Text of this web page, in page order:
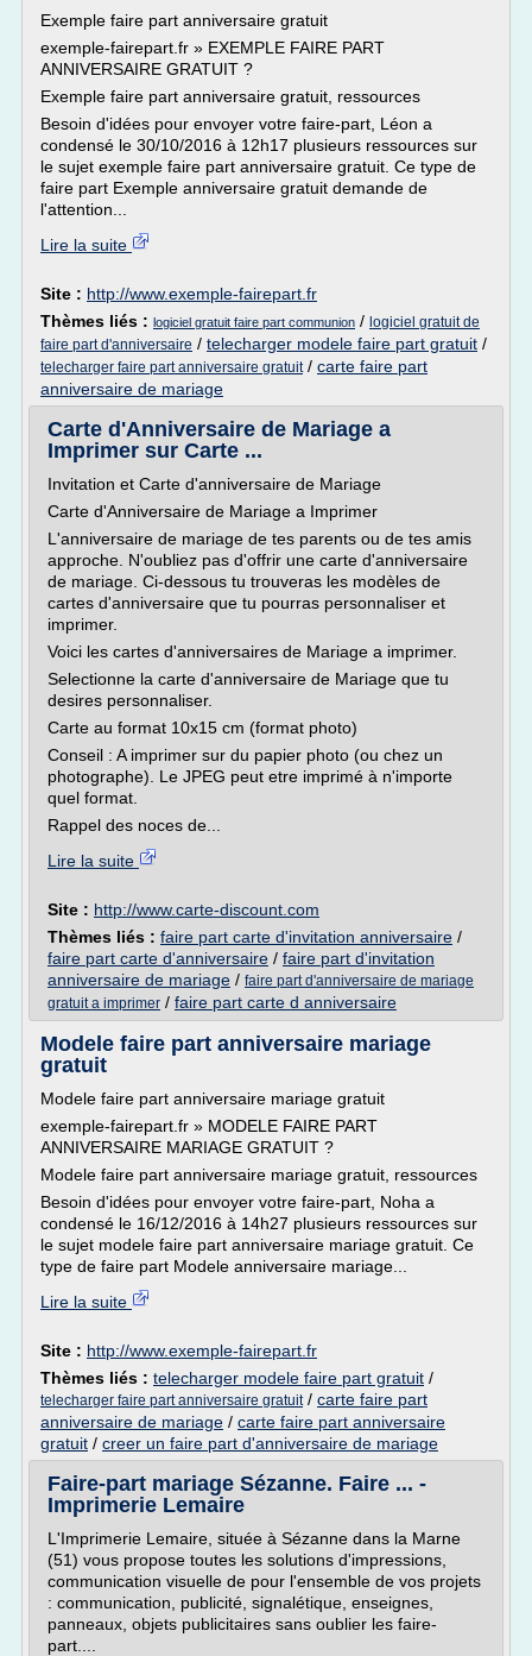
Exemple faire part anniversaire gratuit
exemple-fairepart.fr » EXEMPLE FAIRE PART
ANNIVERSAIRE GRATUIT ?
Exemple faire part anniversaire gratuit, ressources
Besoin d'idées pour envoyer votre faire-part, Léon a
condensé le 30/10/2016 à 12h17 plusieurs ressources sur
le sujet exemple faire part anniversaire gratuit. Ce type de
faire part Exemple anniversaire gratuit demande de
l'attention...
Lire la suite
Site : http://www.exemple-fairepart.fr
Thèmes liés : logiciel gratuit faire part communion / logiciel gratuit de
faire part d'anniversaire / telecharger modele faire part gratuit /
telecharger faire part anniversaire gratuit/ carte faire part
anniversaire de mariage
Carte d'Anniversaire de Mariage a
Imprimer sur Carte ...
Invitation et Carte d'anniversaire de Mariage
Carte d'Anniversaire de Mariage a Imprimer
L'anniversaire de mariage de tes parents ou de tes amis
approche. N'oubliez pas d'offrir une carte d'anniversaire
de mariage. Ci-dessous tu trouveras les modèles de
cartes d'anniversaire que tu pourras personnaliser et
imprimer.
Voici les cartes d'anniversaires de Mariage a imprimer.
Selectionne la carte d'anniversaire de Mariage que tu
desires personnaliser.
Carte au format 10x15 cm (format photo)
Conseil : A imprimer sur du papier photo (ou chez un
photographe). Le JPEG peut etre imprimé à n'importe
quel format.
Rappel des noces de...
Lire la suite
Site : http://www.carte-discount.com
Thèmes liés : faire part carte d'invitation anniversaire /
faire part carte d'anniversaire / faire part d'invitation
anniversaire de mariage / faire part d'anniversaire de mariage
gratuit a imprimer / faire part carte d anniversaire
Modele faire part anniversaire mariage
gratuit
Modele faire part anniversaire mariage gratuit
exemple-fairepart.fr » MODELE FAIRE PART
ANNIVERSAIRE MARIAGE GRATUIT ?
Modele faire part anniversaire mariage gratuit, ressources
Besoin d'idées pour envoyer votre faire-part, Noha a
condensé le 16/12/2016 à 14h27 plusieurs ressources sur
le sujet modele faire part anniversaire mariage gratuit. Ce
type de faire part Modele anniversaire mariage...
Lire la suite
Site : http://www.exemple-fairepart.fr
Thèmes liés : telecharger modele faire part gratuit /
telecharger faire part anniversaire gratuit/ carte faire part
anniversaire de mariage / carte faire part anniversaire
gratuit / creer un faire part d'anniversaire de mariage
Faire-part mariage Sézanne. Faire ... -
Imprimerie Lemaire
L'Imprimerie Lemaire, située à Sézanne dans la Marne
(51) vous propose toutes les solutions d'impressions,
communication visuelle de pour l'ensemble de vos projets
: communication, publicité, signalétique, enseignes,
panneaux, objets publicitaires sans oublier les faire-
part....